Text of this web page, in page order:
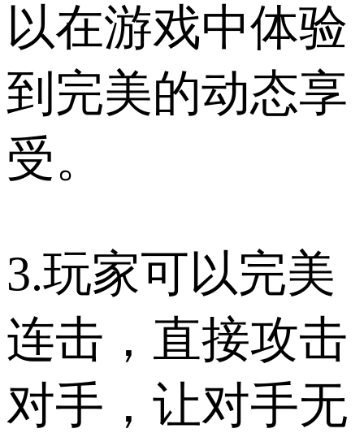
以在游戏中体验
到完美的动态享
受。
3.玩家可以完美
连击，直接攻击
对手，让对手无